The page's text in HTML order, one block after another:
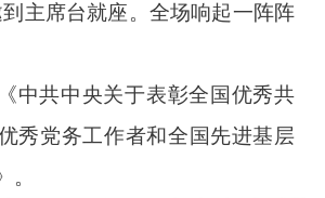
主席台就座。全场响起一阵阵
中共中央关于表彰全国优秀共
秀党务工作者和全国先进基层
。